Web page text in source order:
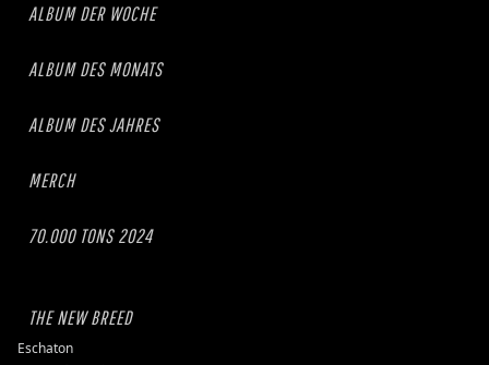
ALBUM DER WOCHE
ALBUM DES MONATS
ALBUM DES JAHRES
MERCH
70.000 TONS 2024
THE NEW BREED
Eschaton